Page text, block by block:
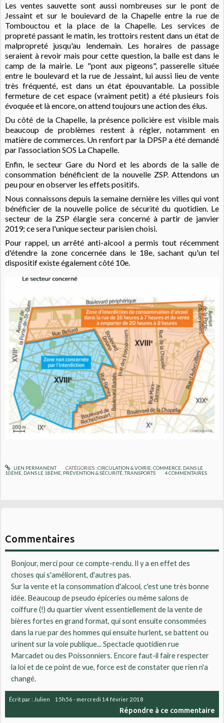
Les ventes sauvette sont aussi nombreuses sur le pont de
Jessaint et sur le bouievard de la Chapelle entre la rue de
Tombouctou et la place de la Chapelle. Les services de
propreté passant le matin, les trottoirs restent dans un état de
malpropreté jusqu'au lendemain. Les horaires de passage
seraient à revoir mais pour cette question, la balle est dans le
camp de la mairie. Le "pont aux pigeons", passerelle située
entre le boulevard et la rue de Jessaint, lui aussi lieu de vente
très fréquenté, est dans un état épouvantable. La possible
fermeture de cet espace (vraiment petit) a été plusieurs fois
évoquée et là encore, on attend toujours une action des élus.
Du côté de la Chapelle, la présence policière est visible mais
beaucoup de problèmes restent à régler, notamment en
matière de commerces. Un renfort par la DPSP a été demandé
par l'association SOS La Chapelle.
Enfin, le secteur Gare du Nord et les abords de la salle de
consommation bénéficient de la nouvelle ZSP. Attendons un
peu pour en observer les effets positifs.
Nous connaissons depuis la semaine dernière les villes qui vont
bénéficier de la nouvelle police de sécurité du quotidien. Le
secteur de la ZSP élargie sera concerné à partir de janvier
2019; ce sera l'unique secteur parisien choisi.
Pour rappel, un arrêté anti-alcool a permis tout récemment
d'étendre la zone concernée dans le 18e, sachant qu'un tel
dispositif existe également côté 10e.
LIEN PERMANENT CATÉGORIES :CIRCULATION & VOIRIE, COMMERCE, DANS LE
10ÈME DANS LE 18ÈME PRÉVENTION & SÉCURITÉ ,TRANSPORTS 4COMMENTAIRES
Commentaires
Bonjour, merci pour ce compte-rendu. Il y a en effet des
choses qui s'améliorent, d'autres pas.
Sur la vente et la consommation d'alcool, c'est une très bonne
idée. Beaucoup de pseudo épiceries ou même salons de
coiffure (!) du quartier vivent essentiellement de la vente de
bières fortes en grand format, qui sont ensuite consommées
dans la rue par des hommes qui ensuite hurlent, se battent ou
urinent sur la voie publique... Spectacle quotidien rue
Marcadet ou des Poissonniers. Encore faut-il faire respecter
la loi et de ce point de vue, force est de constater que rien n'a
changé.
Écrit par : Julien 15h56 - mercredi 14février 2018
Répondre à ce commentaire